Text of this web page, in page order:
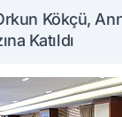
Kökçü,
Katıldı